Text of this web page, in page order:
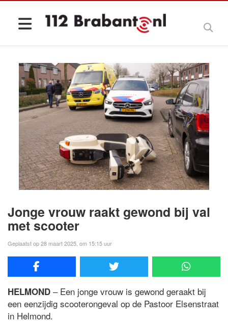
Jonge vrouw raakt gewond bij val
met scooter
Geplaatst op 28 maart 2025, om 15:15 uur
HELMOND – Een jonge vrouw is gewond geraakt bij
een eenzijdig scooterongeval op de Pastoor Elsenstraat
in Helmond.